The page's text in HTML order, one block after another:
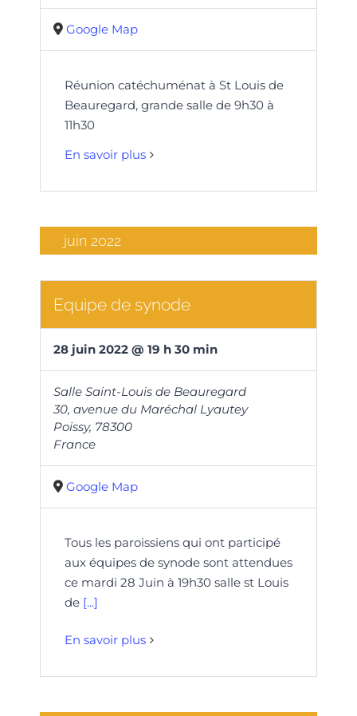
Google Map
Réunion catéchuménat à St Louis de
Beauregard, grande salle de 9h30 à
11h30
En savoir plus
juin 2022
Equipe de synode
28 juin 2022 @ 19 h 30 min
Salle Saint-Louis de Beauregard
30, avenue du Maréchal Lyautey
Poissy, 78300
France
Google Map
Tous les paroissiens qui ont participé
aux équipes de synode sont attendues
ce mardi 28 Juin à 19h30 salle st Louis
de [...]
En savoir plus